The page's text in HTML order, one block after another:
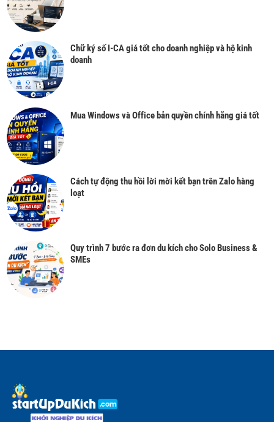
Chữ ký số I-CA giá tốt cho doanh nghiệp và hộ kinh
doanh
Mua Windows và Office bản quyền chính hãng giá tốt
Cách tự động thu hồi lời mời kết bạn trên Zalo hàng
loạt
Quy trình 7 bước ra đơn du kích cho Solo Business &
SMEs